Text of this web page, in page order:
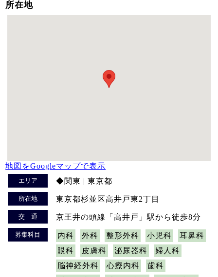
所在地
地図をGoogleマップで表示
エリア ◆関東 | 東京都
所在地 東京都杉並区高井戸東2丁目
交 通 京王井の頭線「高井戸」駅から徒歩8分
募集科目 内科 外科 整形外科 小児科
耳鼻科
眼科
皮膚科 泌尿器科
婦人科
脳神経外科
心療内科
歯科